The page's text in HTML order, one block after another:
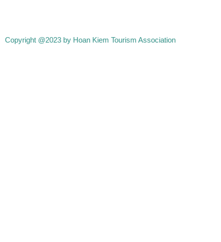
Copyright @2023 by Hoan Kiem Tourism Association